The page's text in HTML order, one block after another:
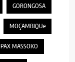
GORONGOSA
MOÇAMBIQUe
PAX MASSOKO